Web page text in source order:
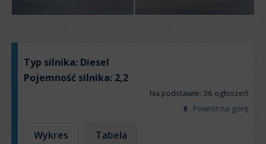
Typ silnika: Diesel
Pojemność silnika: 2,2
Na podstawie: 36 ogłoszeń
Powrót na górę
Wykres Tabela